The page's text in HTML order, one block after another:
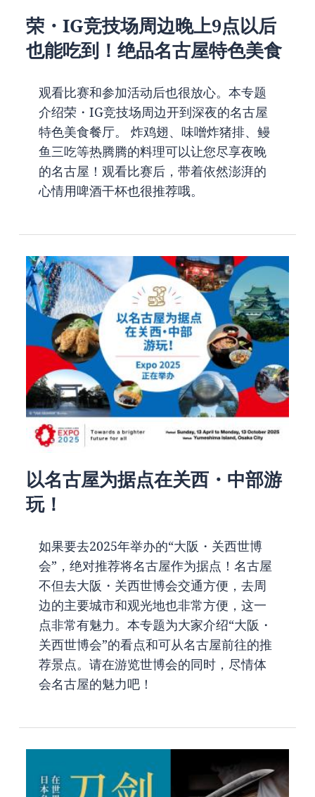
荣・IG竞技场周边晚上9点以后
也能吃到！绝品名古屋特色美食
观看比赛和参加活动后也很放心。本专题
介绍荣・IG竞技场周边开到深夜的名古屋
特色美食餐厅。 炸鸡翅、味噌炸猪排、鳗
鱼三吃等热腾腾的料理可以让您尽享夜晚
的名古屋！观看比赛后，带着依然澎湃的
心情用啤酒干杯也很推荐哦。
以名古屋为据点在关西・中部游
玩！
如果要去2025年举办的“大阪・关西世博
会”，绝对推荐将名古屋作为据点！名古屋
不但去大阪・关西世博会交通方便，去周
边的主要城市和观光地也非常方便，这一
点非常有魅力。本专题为大家介绍“大阪・
关西世博会”的看点和可从名古屋前往的推
荐景点。请在游览世博会的同时，尽情体
会名古屋的魅力吧！